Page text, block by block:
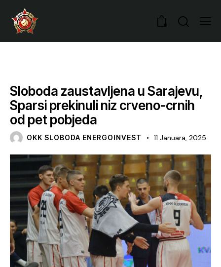
0
Sloboda zaustavljena u Sarajevu,
Sparsi prekinuli niz crveno-crnih
od pet pobjeda
OKK SLOBODA ENERGOINVEST 11 Januara, 2025